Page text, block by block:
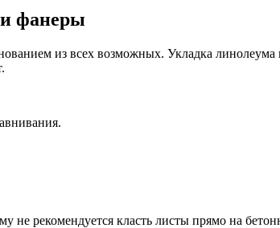
фанеры
из всех возможных. Укладка
не рекомендуется класть листы прямо на